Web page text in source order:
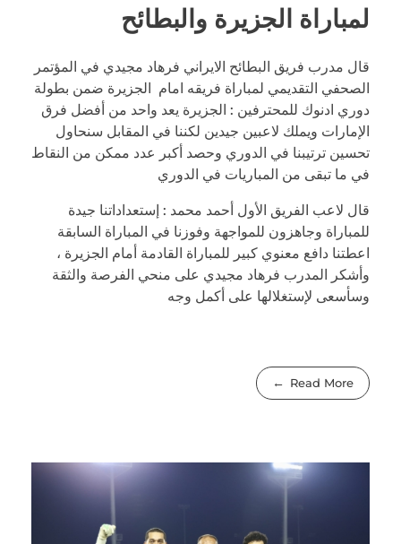
لمباراة الجزيرة والبطائح
قال مدرب فريق البطائح الايراني فرهاد مجيدي في المؤتمر
الصحفي التقديمي لمباراة فريقه امام الجزيرة ضمن بطولة
دوري ادنوك للمحترفين : الجزيرة يعد واحد من أفضل فرق
الإمارات ويملك لاعبين جيدين لكننا في المقابل سنحاول
تحسين ترتيبنا في الدوري وحصد أكبر عدد ممكن من النقاط
في ما تبقى من المباريات في الدوري
قال لاعب الفريق الأول أحمد محمد : إستعداداتنا جيدة
للمباراة وجاهزون للمواجهة وفوزنا في المباراة السابقة
اعطتنا دافع معنوي كبير للمباراة القادمة أمام الجزيرة ،
وأشكر المدرب فرهاد مجيدي على منحي الفرصة والثقة
وسأسعى لإستغلالها على أكمل وجه
Read More